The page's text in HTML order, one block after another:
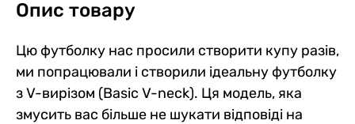
Опис товару
Цю футболку нас просили створити купу разів,
ми попрацювали і створили ідеальну футболку
з V-вирізом (Basic V-neck). Ця модель, яка
змусить вас більше не шукати відповіді на